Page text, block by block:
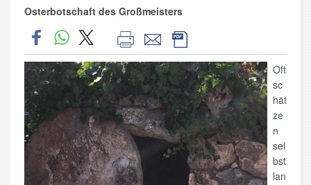
Osterbotschaft des Großmeisters
Oft
sc
hät
ze
n
sel
bst
lan